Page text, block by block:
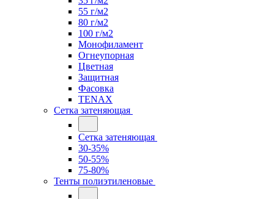
55 г/м2
80 г/м2
100 г/м2
Монофиламент
Огнеупорная
Цветная
Защитная
Фасовка
TENAX
Сетка затеняющая
Сетка затеняющая
30-35%
50-55%
75-80%
Тенты полиэтиленовые